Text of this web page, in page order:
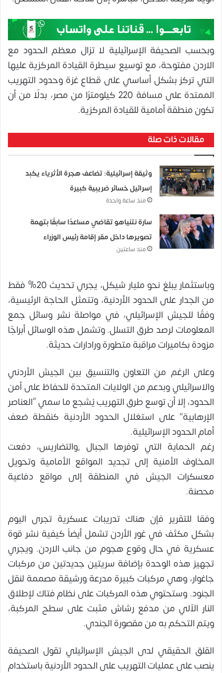
وبحسب الصحيفة الإسرائيلية لا تزال معظم الحدود مع
الاردن مفتوحة، مع توسيع سيطرة القيادة المركزية عليها
التي تركز بشكل أساسي على قطاع غزة وحدود التهريب
الممتدة على مسافة 220 كيلومترًا من مصر، بدلًا من أن
تكون منطقة أمامية للقيادة المركزية.
مقالات ذات صلة
وثيقة إسرائيلية: تضاعف هجرة الأثرياء يكبد
إسرائيل خسائر ضريبية كبيرة
منذ ساعة واحدة
سارة نتنياهو تقاضي مساعدًا سابقًا بتهمة
تصويرها داخل مقر إقامة رئيس الوزراء
منذ ساعتين
وباستثمار يبلغ نحو مليار شيكل، يجري تحديث 20% فقط
من الجدار على الحدود الأردنية، وتتمثل الحاجة الرئيسية،
وفقًا للجيش الإسرائيلي، في مواصلة نشر وسائل جمع
المعلومات لرصد طرق التسلل. وتشمل هذه الوسائل أبراجًا
مزودة بكاميرات مراقبة متطورة ورادارات حديثة.
وعلى الرغم من التعاون والتنسيق بين الجيش الأردني
والاسرائيلي وبدعم من الولايات المتحدة للحفاظ على أمن
الحدود، إلا أن توسع طرق التهريب يُشجع ما سمي “العناصر
الإرهابية” على استغلال الحدود الأردنية كنقطة ضعف
أمام الحدود الإسرائيلية.
رغم الحماية التي توفرها الجبال ,والتضاريس، دفعت
المخاوف الأمنية إلى تجديد المواقع الأمامية وتحويل
معسكرات الجيش في المنطقة إلى مواقع دفاعية
محصنة.
وفقا للتقرير فإن هناك تدريبات عسكرية تجرى اليوم
بشكل مكثف في غور الأردن تشمل أيضاً كيفية نشر قوة
عسكرية في حال وقوع هجوم من جانب الاردن. ويجري
تجهيز هذه الوحدة بإضافة سريتين جديدتين من مركبات
جاغوار، وهي مركبات كبيرة مدرعة ورشيقة مصممة لنقل
الجنود. وستحتوي هذه المركبات على نظام فتاك لإطلاق
النار الآلي من مدفع رشاش مثبت على سطح المركبة،
ويتم التحكم به من مقصورة الجندي.
القلق الحقيقي لدى الجيش الإسرائيلي تقول الصحيفة
ينصب على عمليات التهريب على الحدود الأردنية باستخدام